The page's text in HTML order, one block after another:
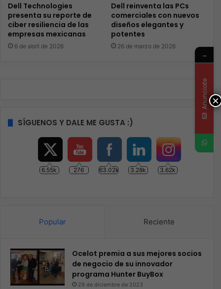
Dell Technologies
presenta su reporte de
ciber resiliencia de las
empresas mexicanas
6 de abril de 2026
Dell reinventa las PCs
comerciales con nuevos
diseños elegantes y
potentes
26 de marzo de 2026
SÍGUENOS Y DALE ME GUSTA :)
6.55k 276 63.02k 3.28k 3.62k
Popular Reciente
Ocelot premia a sus mejores socios
de negocio de su innovador
programa Hunter BuyBox
29 de diciembre de 2023
×
→
Anunciate